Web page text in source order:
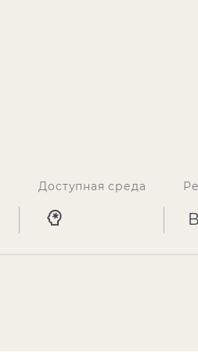
Доступная среда